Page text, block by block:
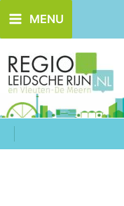
naar
de
inhoud
MENU